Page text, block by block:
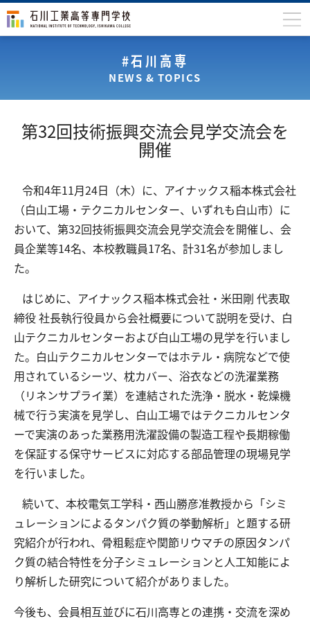
入学案内
国際交流
研究・産学連携
教育・研究施設
保護者の方 卒業生の方 地域・企業の方
交通アクセス お問い合わせ
#石川高専
NEWS & TOPICS
第32回技術振興交流会見学交流会を
開催
令和4年11月24日（木）に、アイナックス稲本株式会社
（白山工場・テクニカルセンター、いずれも白山市）に
おいて、第32回技術振興交流会見学交流会を開催し、会
員企業等14名、本校教職員17名、計31名が参加しまし
た。
はじめに、アイナックス稲本株式会社・米田剛 代表取
締役 社長執行役員から会社概要について説明を受け、白
山テクニカルセンターおよび白山工場の見学を行いまし
た。白山テクニカルセンターではホテル・病院などで使
用されているシーツ、枕カバー、浴衣などの洗濯業務
（リネンサプライ業）を連結された洗浄・脱水・乾燥機
械で行う実演を見学し、白山工場ではテクニカルセンタ
ーで実演のあった業務用洗濯設備の製造工程や長期稼働
を保証する保守サービスに対応する部品管理の現場見学
を行いました。
続いて、本校電気工学科・西山勝彦准教授から「シミ
ュレーションによるタンパク質の挙動解析」と題する研
究紹介が行われ、骨粗鬆症や関節リウマチの原因タンパ
ク質の結合特性を分子シミュレーションと人工知能によ
り解析した研究について紹介がありました。
今後も、会員相互並びに石川高専との連携・交流を深め